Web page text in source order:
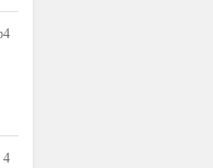
4